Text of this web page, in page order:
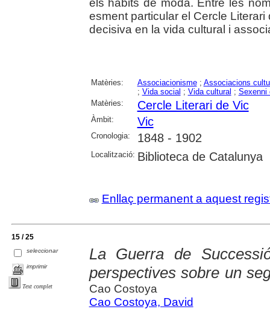
esment particular el Cercle
decisiva en la vida cultural i
Matèries: Associacionisme; Associacions
; Vida social ; Vida cultural ; Sexenni
Matèries:
Cercle Literari de Vic
Àmbit: Vic
Cronologia: 1848 - 1902
Localització: Biblioteca de Catalunya
Enllaç permanent a aquest
15 / 25
seleccionar
imprimir
Text complet
La Guerra de
perspectives sobre un
Cao Costoya
Cao Costoya, David